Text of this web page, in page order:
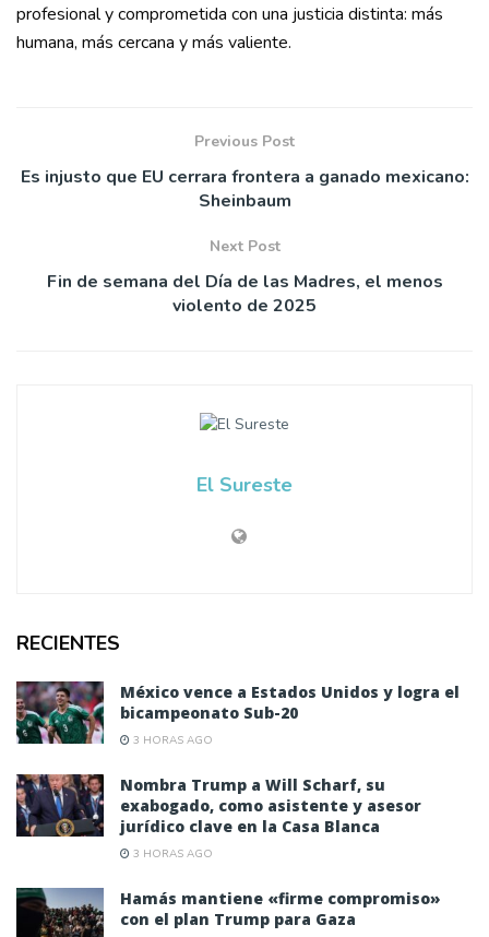
profesional y comprometida con una justicia distinta: más
humana, más cercana y más valiente.
Previous Post
Es injusto que EU cerrara frontera a ganado mexicano:
Sheinbaum
Next Post
Fin de semana del Día de las Madres, el menos
violento de 2025
El Sureste
RECIENTES
México vence a Estados Unidos y logra el
bicampeonato Sub-20
3 HORAS AGO
Nombra Trump a Will Scharf, su
exabogado, como asistente y asesor
jurídico clave en la Casa Blanca
3 HORAS AGO
Hamás mantiene «firme compromiso»
con el plan Trump para Gaza